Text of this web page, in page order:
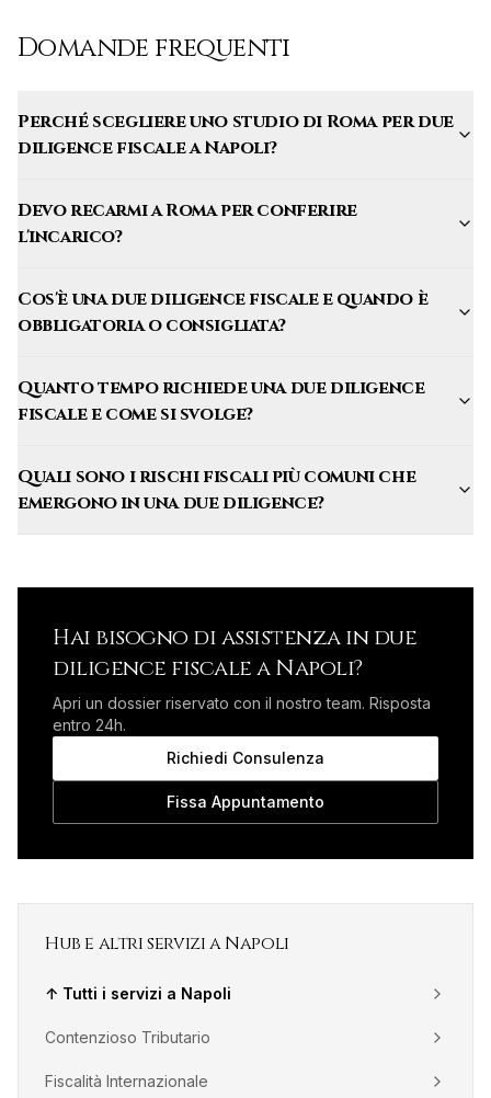
Domande frequenti
Perché scegliere uno studio di Roma per due
diligence fiscale a Napoli?
Devo recarmi a Roma per conferire
l'incarico?
Cos'è una due diligence fiscale e quando è
obbligatoria o consigliata?
Quanto tempo richiede una due diligence
fiscale e come si svolge?
Quali sono i rischi fiscali più comuni che
emergono in una due diligence?
Hai bisogno di assistenza indue
diligence fiscaleaNapoli?
Apri un dossier riservato con il nostro team. Risposta
entro 24h.
Richiedi Consulenza
Fissa Appuntamento
Hub e altri servizi aNapoli
↑ Tutti i servizi a Napoli
Contenzioso Tributario
Fiscalità Internazionale